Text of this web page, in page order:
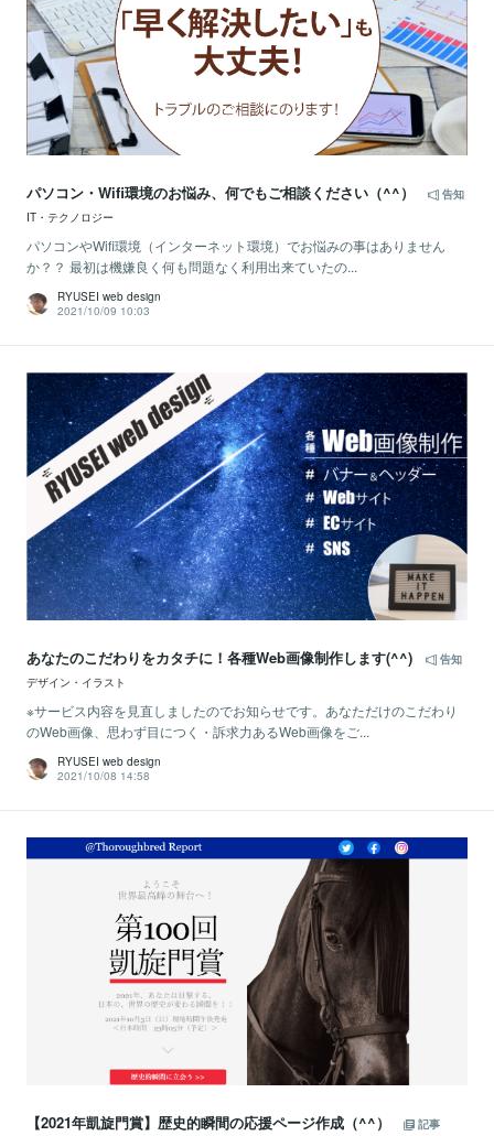
パソコン・Wifi環境のお悩み、何でもご相談ください（^^）
告知
IT・テクノロジー
パソコンやWifi環境（インターネット環境）でお悩みの事はありません
か？？ 最初は機嫌良く何も問題なく利用出来ていたの...
RYUSEI web design
2021/10/09 10:03
あなたのこだわりをカタチに！各種Web画像制作します(^^)
告知
デザイン・イラスト
※サービス内容を見直しましたのでお知らせです。あなただけのこだわり
のWeb画像、思わず目につく・訴求力あるWeb画像をご...
RYUSEI web design
2021/10/08 14:58
【2021年凱旋門賞】歴史的瞬間の応援ページ作成（^^） 記事